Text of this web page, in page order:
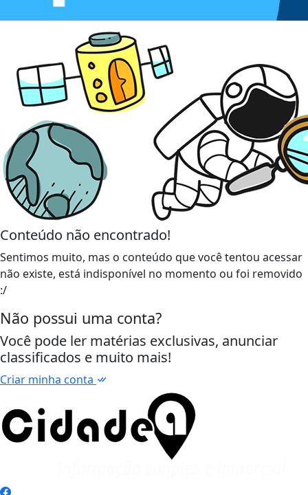
Conteúdo não encontrado!
Sentimos muito, mas o conteúdo que você tentou acessar
não existe, está indisponível no momento ou foi removido
:/
Não possui uma conta?
Você pode ler matérias exclusivas, anunciar
classificados e muito mais!
Criar minha conta